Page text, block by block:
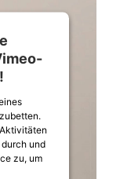
und
zu, um